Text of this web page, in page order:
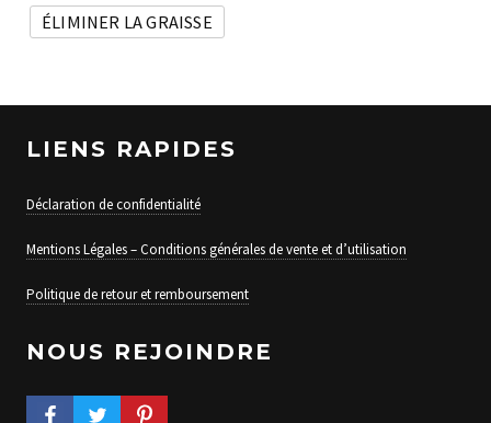
ÉLIMINER LA GRAISSE
LIENS RAPIDES
Déclaration de confidentialité
Mentions Légales – Conditions générales de vente et d’utilisation
Politique de retour et remboursement
NOUS REJOINDRE
FACEBOOK PROFILE
TWITTER PROFILEPINTEREST PROFILE